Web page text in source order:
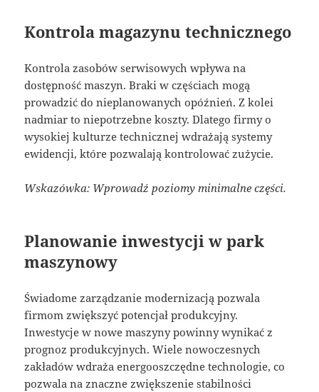
Kontrola magazynu technicznego
Kontrola zasobów serwisowych wpływa na
dostępność maszyn. Braki w częściach mogą
prowadzić do nieplanowanych opóźnień. Z kolei
nadmiar to niepotrzebne koszty. Dlatego firmy o
wysokiej kulturze technicznej wdrażają systemy
ewidencji, które pozwalają kontrolować zużycie.
Wskazówka: Wprowadź poziomy minimalne części.
Planowanie inwestycji w park
maszynowy
Świadome zarządzanie modernizacją pozwala
firmom zwiększyć potencjał produkcyjny.
Inwestycje w nowe maszyny powinny wynikać z
prognoz produkcyjnych. Wiele nowoczesnych
zakładów wdraża energooszczędne technologie, co
pozwala na znaczne zwiększenie stabilności